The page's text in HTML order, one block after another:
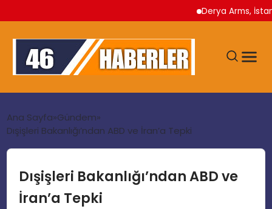
Derya Arms,
GÜNDEM
EKONOMI
Ana Sayfa Gündem
Dışişleri Bakanlığı’ndan ABD ve İran’a Tepki
Dışişleri Bakanlığı’ndan ABD ve
İran’a Tepki